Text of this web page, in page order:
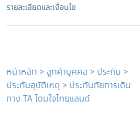
รายละเอียดและเงื่อนไข
หน้าหลัก > ลูกค้าบุคคล > ประกัน >
ประกันอุบัติเหตุ > ประกันภัยการเดิน
ทาง TA โดนใจไทยแลนด์